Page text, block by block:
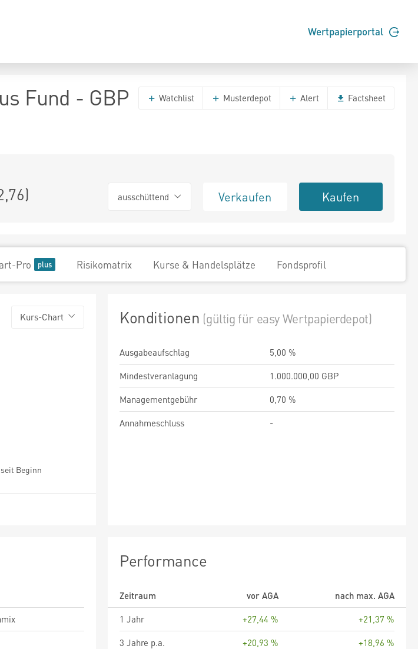
Wertpapierportal
Fund - GBP Watchlist Musterdepot Alert Factsheet
) ausschüttend Verkaufen Kaufen
Pro Risikomatrix Kurse & Handelsplätze Fondsprofil
Kurs-Chart
seit Beginn
Konditionen (gültig für easy Wertpapierdepot)
Ausgabeaufschlag
5,00 %
Mindestveranlagung
1.000.000,00 GBP
Managementgebühr
0,70 %
Annahmeschluss
-
Performance
Zeitraum vor AGA
nach max. AGA
1 Jahr
+27,44 %
+21,37 %
3 Jahre p.a.
+20,93 %
+18,96 %